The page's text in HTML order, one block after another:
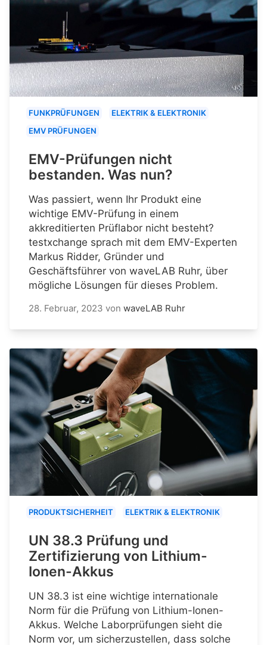
FUNKPRÜFUNGEN
ELEKTRIK & ELEKTRONIK
EMV PRÜFUNGEN
EMV-Prüfungen nicht
bestanden. Was nun?
Was passiert, wenn Ihr Produkt eine
wichtige EMV-Prüfung in einem
akkreditierten Prüflabor nicht besteht?
testxchange sprach mit dem EMV-Experten
Markus Ridder, Gründer und
Geschäftsführer von waveLAB Ruhr, über
mögliche Lösungen für dieses Problem.
28. Februar, 2023 von waveLAB Ruhr
PRODUKTSICHERHEIT ELEKTRIK & ELEKTRONIK
UN 38.3 Prüfung und
Zertifizierung von Lithium-
Ionen-Akkus
UN 38.3 ist eine wichtige internationale
Norm für die Prüfung von Lithium-Ionen-
Akkus. Welche Laborprüfungen sieht die
Norm vor, um sicherzustellen, dass solche